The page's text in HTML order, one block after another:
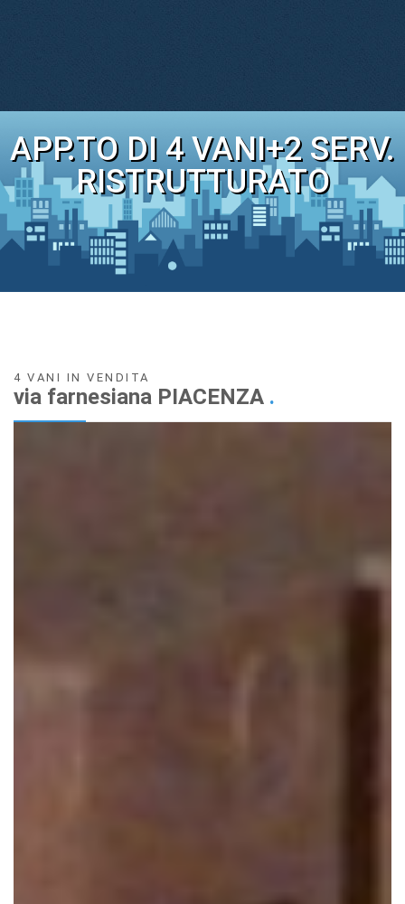
APP.TO DI 4 VANI+2 SERV.
RISTRUTTURATO
4 VANI IN VENDITA
via farnesiana PIACENZA .